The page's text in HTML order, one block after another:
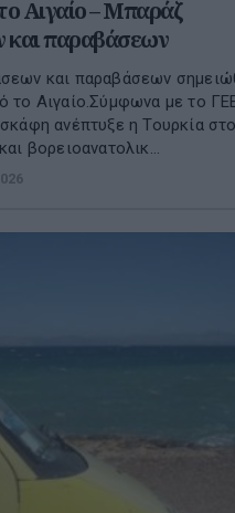
Αιγαίο – Μπαράζ
και παραβάσεων
και παραβάσεων
το Αιγαίο.Σύμφωνα με το
ανέπτυξε η Τουρκία
βορειοανατολικ...